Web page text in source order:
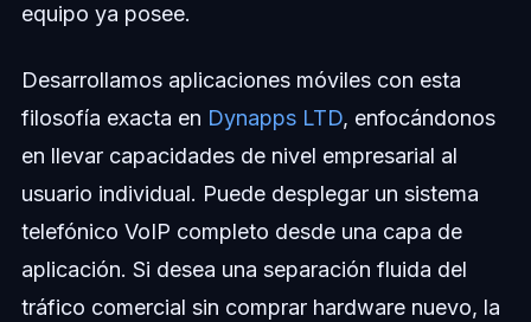
equipo ya posee.
Desarrollamos aplicaciones móviles con esta
filosofía exacta en Dynapps LTD, enfocándonos
en llevar capacidades de nivel empresarial al
usuario individual. Puede desplegar un sistema
telefónico VoIP completo desde una capa de
aplicación. Si desea una separación fluida del
tráfico comercial sin comprar hardware nuevo, la